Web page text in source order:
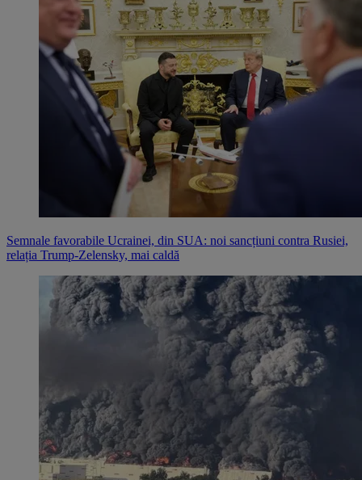
Semnale favorabile Ucrainei, din SUA: noi sancțiuni contra Rusiei,
relația Trump-Zelensky, mai caldă